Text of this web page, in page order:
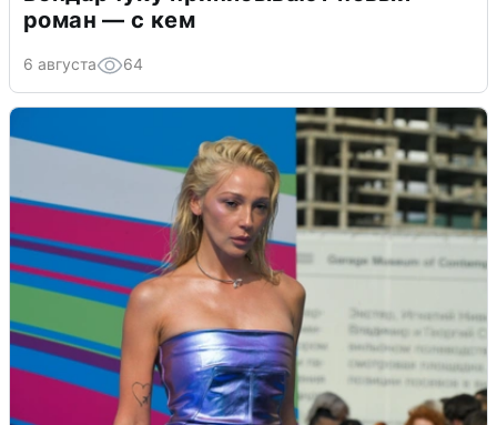
роман — с кем
6 августа 64